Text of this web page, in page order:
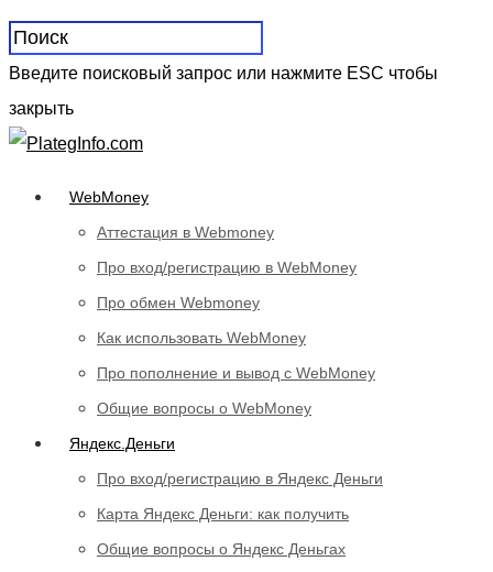
Введите поисковый запрос или нажмите ESC чтобы
закрыть
WebMoney
Аттестация в Webmoney
Про вход/регистрацию в WebMoney
Про обмен Webmoney
Как использовать WebMoney
Про пополнение и вывод с WebMoney
Общие вопросы о WebMoney
Яндекс.Деньги
Про вход/регистрацию в Яндекс Деньги
Карта Яндекс Деньги: как получить
Общие вопросы о Яндекс Деньгах